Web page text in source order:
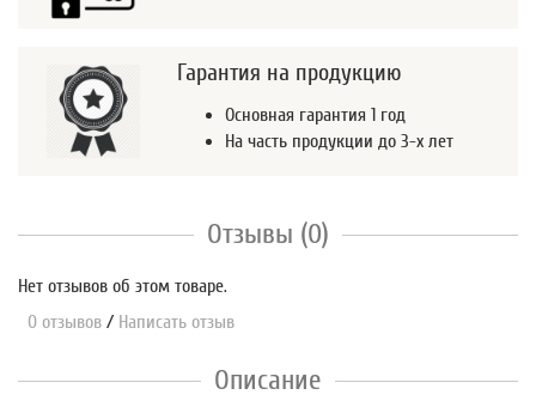
Гарантия на продукцию
Основная гарантия 1 год
На часть продукции до 3-х лет
Отзывы (0)
Нет отзывов об этом товаре.
0 отзывов / Написать отзыв
Описание